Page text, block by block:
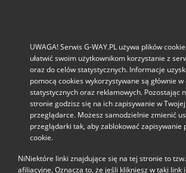
UWAGA! Serwis G-WAY.PL używa plików
ułatwić swoim użytkownikom korzystanie z
oraz do celów statystycznych. Informacje
pomocą cookies wykorzystywane są głównie w
statystycznych oraz reklamowych. Pozostając
stronie godzisz się na ich zapisywanie w Twojej
przeglądarce. Możesz samodzielnie zmienić
przeglądarki tak, aby zablokować zapisywanie
cookie.
NiNiektóre linki znajdujące się na tej stronie to
afiliacyjne. Oznacza to, że jeśli klikniesz w taki link